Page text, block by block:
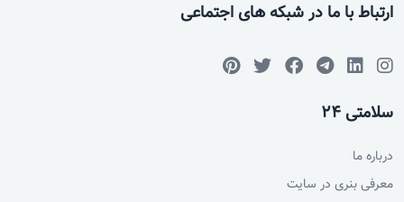
ارتباط با ما در شبکه های اجتماعی
سلامتی 24
درباره ما
معرفی بنری در سایت